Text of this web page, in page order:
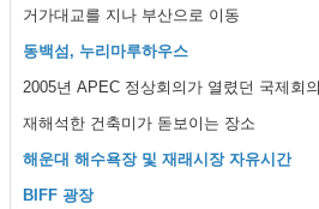
거가대교를 지나 부산으로 이동
동백섬, 누리마루하우스
2005년 APEC 정상회의가 열렸던 국제회
재해석한 건축미가 돋보이는 장소
해운대 해수욕장 및 재래시장 자유시간
BIFF 광장